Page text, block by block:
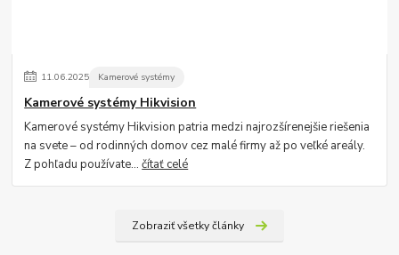
11.06.2025 Kamerové systémy
Kamerové systémy Hikvision
Kamerové systémy Hikvision patria medzi najrozšírenejšie riešenia
na svete – od rodinných domov cez malé firmy až po veľké areály.
Z pohľadu používate...čítať celé
Zobraziť všetky články